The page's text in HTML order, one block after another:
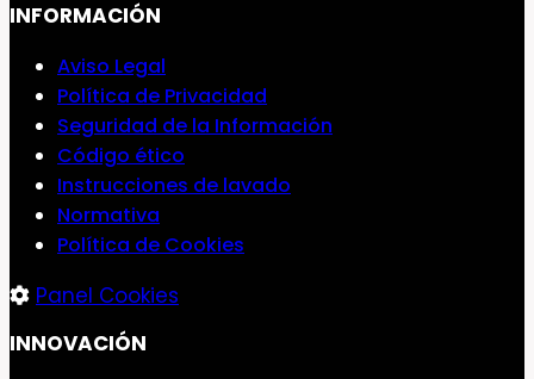
INFORMACIÓN
Aviso Legal
Política de Privacidad
Seguridad de la Información
Código ético
Instrucciones de lavado
Normativa
Política de Cookies
Panel Cookies
INNOVACIÓN